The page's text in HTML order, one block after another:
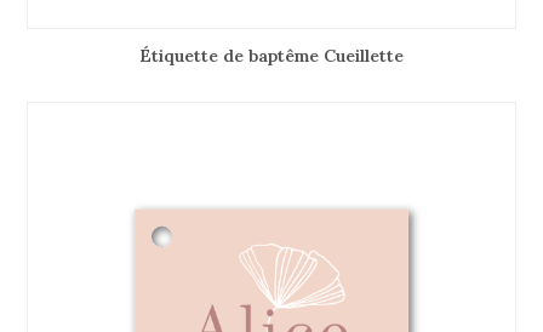
Étiquette de baptême Cueillette